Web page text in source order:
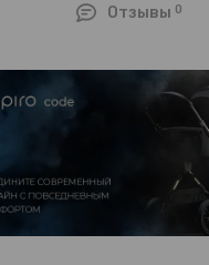
Отзывы 0